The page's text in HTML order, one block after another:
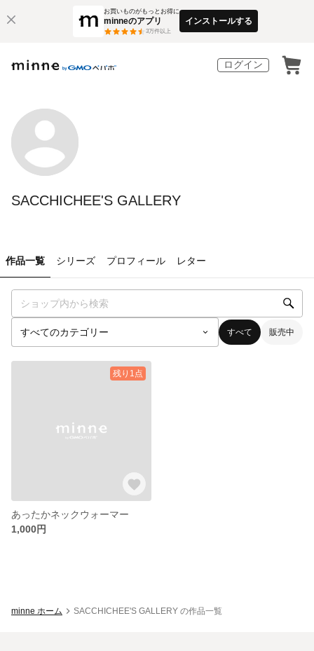
お買いものがもっとお得に
minneのアプリ
3万件以上
インストールする
ログイン
SACCHICHEE'S GALLERY
作品一覧 シリーズ プロフィール レター
すべて 販売中
残り1点
あったかネックウォーマー
1,000円
minne ホーム SACCHICHEE'S GALLERY の作品一覧